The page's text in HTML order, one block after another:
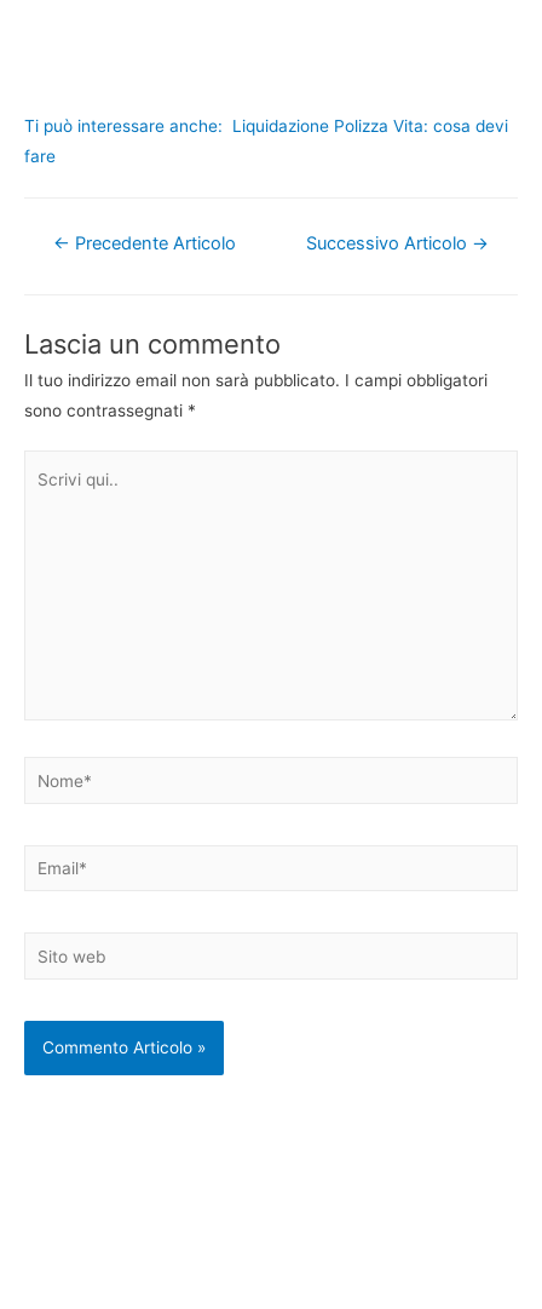
Ti può interessare anche:
Liquidazione Polizza Vita: cosa devi
fare
Navigazione
← Precedente Articolo Successivo Articolo →
Lascia un commento
Il tuo indirizzo email non sarà pubblicato. I campi obbligatori
sono contrassegnati *
Nome*
Email*
Sito